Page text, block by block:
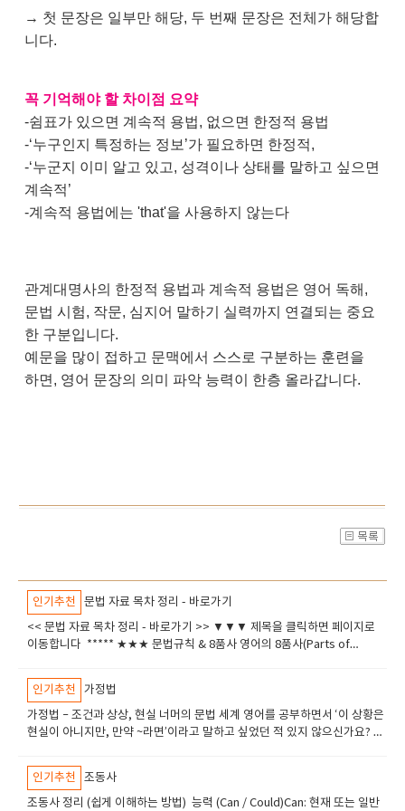
→ 첫 문장은 일부만 해당, 두 번째 문장은 전체가 해당합
니다.
꼭 기억해야 할 차이점 요약
-쉼표가 있으면 계속적 용법, 없으면 한정적 용법
-‘누구인지 특정하는 정보’가 필요하면 한정적,
-‘누군지 이미 알고 있고, 성격이나 상태를 말하고 싶으면
계속적’
-계속적 용법에는 'that'을 사용하지 않는다
관계대명사의 한정적 용법과 계속적 용법은 영어 독해,
문법 시험, 작문, 심지어 말하기 실력까지 연결되는 중요
한 구분입니다.
예문을 많이 접하고 문맥에서 스스로 구분하는 훈련을
하면, 영어 문장의 의미 파악 능력이 한층 올라갑니다.
인기추천
문법 자료 목차 정리 - 바로가기
<< 문법 자료 목차 정리 - 바로가기 >> ▼▼▼ 제목을 클릭하면 페이지로
이동합니다 ***** ​★★★ 문법규칙 & 8품사 영어의 8품사(Parts of
Rules)​ 구, 절, 문장의 개념​ 영어 형용사(Adjective) 정리​ 준동사의 개념과
뜻, 종류​ ***** ​★★★​ 관사 & 명사 (Articles & Nouns)영어 관사(A, An,
The)의 완벽한 이해와 활용법​명사(Noun) 정리​집합명사​ 추상명사의 특
징 추상명사1 물질명사 보통명사의 용법 보통명사와 고유명사의 차이 국
가산명사 셀 수 있는 명사 vs. 셀 수 없는 명사 이중 소유격과 소유대명사 정
리 ​복합명사 ​ ***** ​★★★​ 대명사 대명사​these와 those ‘지시대명사
(demonstratives)’​ 지시대명사 this, that​부정대명사 other, another,
인기추천
가정법
가정법 – 조건과 상상, 현실 너머의 문법 세계 영어를 공부하면서 ‘이 상황은
현실이 아니지만, 만약 ~라면’이라고 말하고 싶었던 적 있지 않으신가요? 또
있을 거예요. 이런 경우에 쓰이는 것이 바로 가정법(Conditional
Sentences)입니다. 가정법은 현실과 다른 상상, 또는 가능성에 대한 조건
을 표현할 수 있게 해주는 문법 도구입니다. 그런데 문제는, 이 가정법이 우
인기추천
조동사
​조동사 정리 (쉽게 이해하는 방법) 능력 (Can / Could)Can: 현재 또는 일반